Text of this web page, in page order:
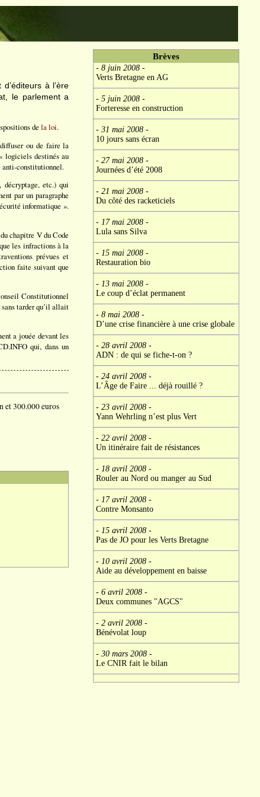
à l’ère
le parlement a
dela loi.
ou de faire la
logiciels destinés au
constitutionnel.
etc.) qui
par un paragraphe
informatique ».
chapitre V du Code
les infractions à la
prévues et
faite suivant que
Constitutionnel
tarder qu’il allait
a jouée devant les
qui, dans un
et 300.000 euros
Brèves
- 8 juin 2008-
Verts Bretagne en AG
- 5 juin 2008-
Forteresse en construction
- 31 mai 2008-
10 jours sans écran
- 27 mai 2008-
Journées d’été 2008
- 21 mai 2008-
Du côté des racketiciels
- 17 mai 2008-
Lula sans Silva
- 15 mai 2008-
Restauration bio
- 13 mai 2008-
Le coup d’éclat permanent
- 8 mai 2008-
D’une crise financière à une crise globale
- 28 avril 2008-
ADN : de qui se fiche-t-on ?
- 24 avril 2008-
L’Âge de Faire ... déjà rouillé ?
- 23 avril 2008-
Yann Wehrling n’est plus Vert
- 22 avril 2008-
Un itinéraire fait de résistances
- 18 avril 2008-
Rouler au Nord ou manger au Sud
- 17 avril 2008-
Contre Monsanto
- 15 avril 2008-
Pas de JO pour les Verts Bretagne
- 10 avril 2008-
Aide au développement en baisse
- 6 avril 2008-
Deux communes "AGCS"
- 2 avril 2008-
Bénévolat loup
- 30 mars 2008-
Le CNIR fait le bilan